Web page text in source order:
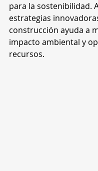
para la sostenibilidad.
estrategias
construcción ayuda a
impacto ambiental y
recursos.